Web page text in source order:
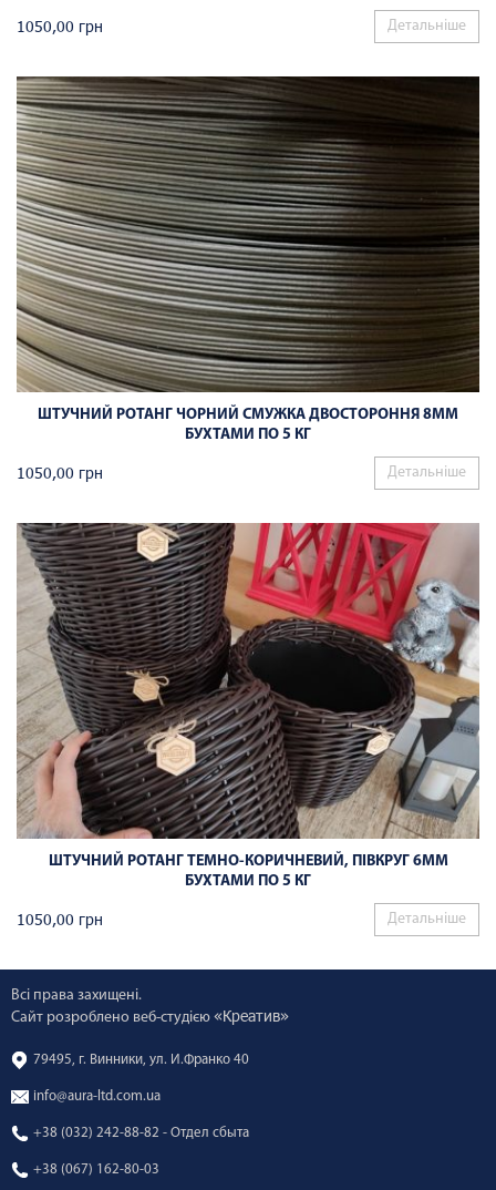
1050,00 грн Детальніше
ШТУЧНИЙ РОТАНГ ЧОРНИЙ СМУЖКА ДВОСТОРОННЯ 8ММ
БУХТАМИ ПО 5 КГ
1050,00 грн Детальніше
ШТУЧНИЙ РОТАНГ ТЕМНО-КОРИЧНЕВИЙ, ПІВКРУГ 6ММ
БУХТАМИ ПО 5 КГ
1050,00 грн Детальніше
Всі права захищені.
Сайт розроблено веб-студією «Креатив»
79495, г. Винники, ул. И.Франко 40
info@aura-ltd.com.ua
+38 (032) 242-88-82 - Отдел сбыта
+38 (067) 162-80-03